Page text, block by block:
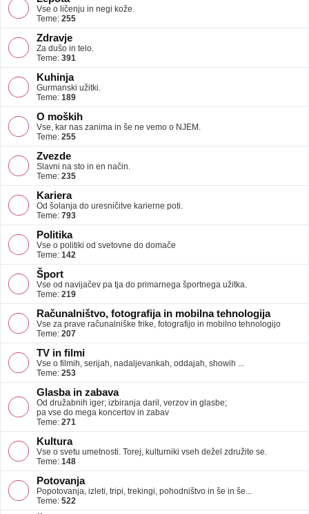
Vse o ličenju in negi kože.
Teme: 255
Zdravje
Za dušo in telo.
Teme: 391
Kuhinja
Gurmanski užitki.
Teme: 189
O moških
Vse, kar nas zanima in še ne vemo o NJEM.
Teme: 255
Zvezde
Slavni na sto in en način.
Teme: 235
Kariera
Od šolanja do uresničitve karierne poti.
Teme: 793
Politika
Vse o politiki od svetovne do domače
Teme: 142
Šport
Vse od navijačev pa tja do primarnega športnega užitka.
Teme: 219
Računalništvo, fotografija in mobilna tehnologija
Vse za prave računalniške frike, fotografijo in mobilno tehnologijo
Teme: 207
TV in filmi
Vse o filmih, serijah, nadaljevankah, oddajah, showih ...
Teme: 253
Glasba in zabava
Od družabnih iger; izbiranja daril, verzov in glasbe;
pa vse do mega koncertov in zabav
Teme: 271
Kultura
Vse o svetu umetnosti. Torej, kulturniki vseh dežel združite se.
Teme: 148
Potovanja
Popotovanja, izleti, tripi, trekingi, pohodništvo in še in še...
Teme: 522